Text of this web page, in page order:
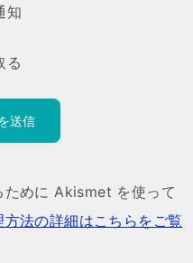
知
る
ために Akismet を使って
法の詳細はこちらをご覧